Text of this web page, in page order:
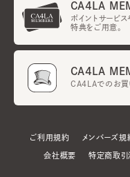
CA4LA
ポイントサービ
特典をご用意。
CA4LA
CA4LAでのお買
ご利用規約 メンバーズ規
会社概要 特定商取引